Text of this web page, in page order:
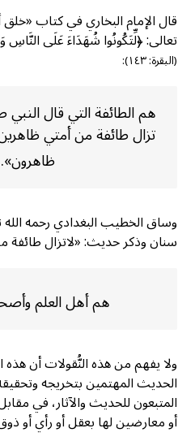
قال الإمام البخاري في كتاب «خلق
تعالى: ﴿لِّتَكُونُوا شُهَدَاءَ عَلَى
(البقرة: ١٤٣):
هم الطائفة التي قال
تزال طائفة من أمتي
ظاهرون».
وساق الخطيب البغدادي رحمه
سنان وذكر حديث: «لاتزال
هم أهل العلم
ولا يفهم من هذه النُّقولات أن
الحديث المهتمين بتخريجه
المتبعون للحديث والآثار، في
أو معارضين لها بعقل أو رأي أو